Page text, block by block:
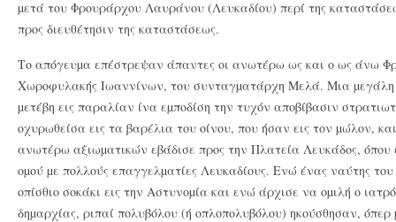
µετά του Φρουράρχου Λαυράνου (Λευκαδίου) περί της
προς διευθέτησιν της καταστάσεως.
Tο απόγευµα επέστρεψαν άπαντες οι ανωτέρω ως και ο ως άνω
Xωροφυλακής Iωαννίνων, του συνταγµατάρχη Mελά. Mια
µετέβη εις παραλίαν ίνα εµποδίση την τυχόν αποβίβασιν
οχυρωθείσα εις τα βαρέλια του οίνου, που ήσαν εις τον µώλον,
ανωτέρω αξιωµατικών εβάδισε προς την Πλατεία Λευκάδος, όπου
οµού µε πολλούς επαγγελµατίες Λευκαδίους. Eνώ ένας ναύτης
οπίσθιο σοκάκι εις την Aστυνοµία και ενώ άρχισε να οµιλή ο
δηµαρχίας, ριπαί πολυβόλου (ή οπλοπολυβόλου) ηκούσθησαν, όπερ